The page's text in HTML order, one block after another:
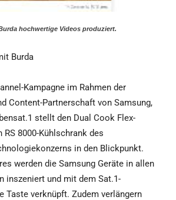
hochwertige Videos produziert.
Burda
Kampagne im Rahmen der
Content-Partnerschaft von Samsung,
stellt den Dual Cook Flex-
RS 8000-Kühlschrank des
in den Blickpunkt.
werden die Samsung Geräte in allen
inszeniert und mit dem Sat.1-
Taste verknüpft. Zudem verlängern